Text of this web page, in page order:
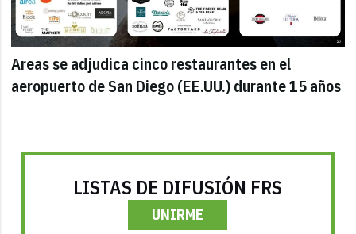
Areas se adjudica cinco restaurantes en el
aeropuerto de San Diego (EE.UU.) durante 15 años
LISTAS DE DIFUSIÓN FRS
UNIRME